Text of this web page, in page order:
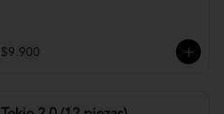
$9.900